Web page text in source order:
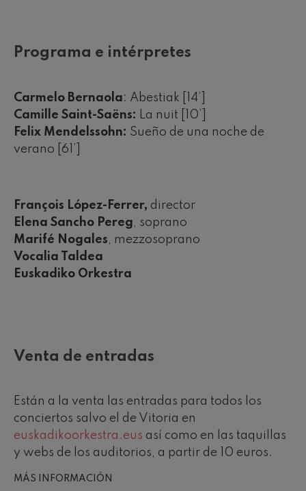
Programa e intérpretes
Carmelo Bernaola: Abestiak [14’]
Camille Saint-Saëns: La nuit [10’]
Felix Mendelssohn: Sueño de una noche de
verano [61’]
François López-Ferrer, director
Elena Sancho Pereg, soprano
Marifé Nogales, mezzosoprano
Vocalia Taldea
Euskadiko Orkestra
Venta de entradas
Están a la venta las entradas para todos los
conciertos salvo el de Vitoria en
euskadikoorkestra.eus así como en las taquillas
y webs de los auditorios, a partir de 10 euros.
MÁS INFORMACIÓN